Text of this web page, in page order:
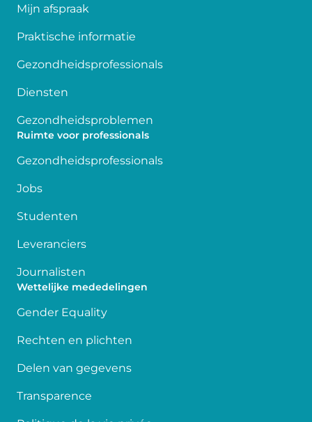
Mijn afspraak
Praktische informatie
Gezondheidsprofessionals
Diensten
Gezondheidsproblemen
Ruimte voor professionals
Gezondheidsprofessionals
Jobs
Studenten
Leveranciers
Journalisten
Wettelijke mededelingen
Gender Equality
Rechten en plichten
Delen van gegevens
Transparence